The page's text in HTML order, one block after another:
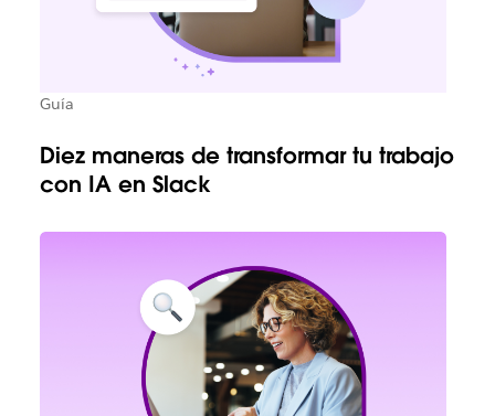
Guía
Diez maneras de transformar tu trabajo
con IA en Slack